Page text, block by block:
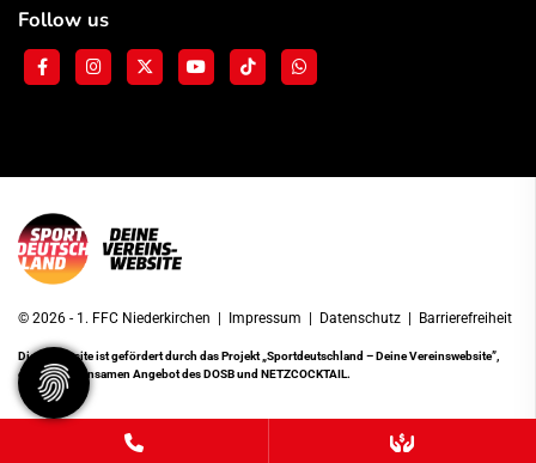
Follow us
© 2026 - 1. FFC Niederkirchen | Impressum Datenschutz Barrierefreiheit
Diese Website ist gefördert durch das Projekt„Sportdeutschland – Deine Vereinswebsite”,
einem gemeinsamen Angebot des DOSB und NETZCOCKTAIL.